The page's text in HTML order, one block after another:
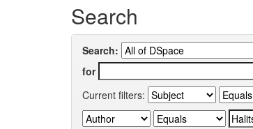
Search
Search:
for
Current filters: